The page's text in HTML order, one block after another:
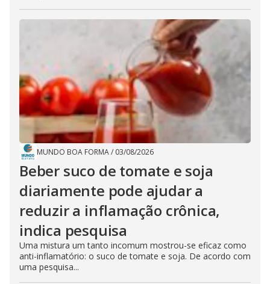
MUNDO BOA FORMA/ 03/08/2026
Beber suco de tomate e soja
diariamente pode ajudar a
reduzir a inflamação crônica,
indica pesquisa
Uma mistura um tanto incomum mostrou-se eficaz como
anti-inflamatório: o suco de tomate e soja. De acordo com
uma pesquisa...